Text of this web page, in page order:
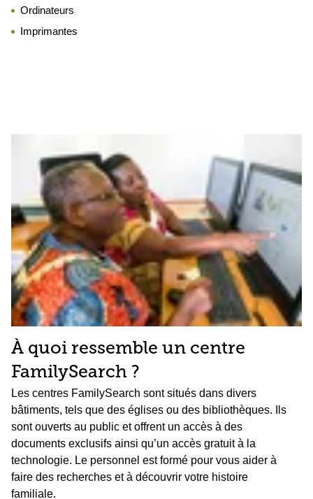
Ordinateurs
Imprimantes
À quoi ressemble un centre
FamilySearch ?
Les centres FamilySearch sont situés dans divers
bâtiments, tels que des églises ou des bibliothèques. Ils
sont ouverts au public et offrent un accès à des
documents exclusifs ainsi qu’un accès gratuit à la
technologie. Le personnel est formé pour vous aider à
faire des recherches et à découvrir votre histoire
familiale.